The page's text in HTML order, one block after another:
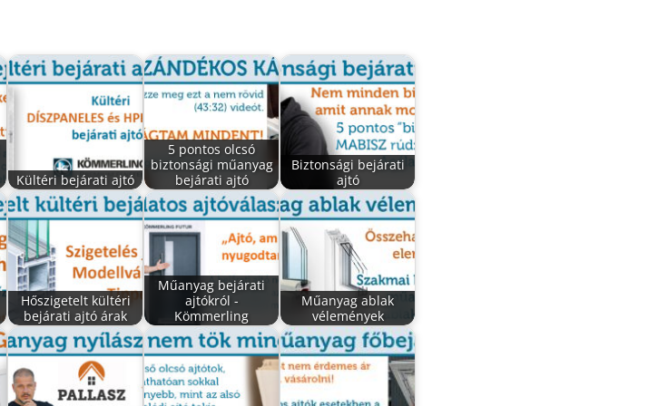
Kültéri bejárati ajtó
5 pontos olcsó
biztonsági műanyag
bejárati ajtó
Biztonsági bejárati
ajtó
Hőszigetelt kültéri
bejárati ajtó árak
Műanyag bejárati
ajtókról -
Kömmerling
Műanyag ablak
vélemények